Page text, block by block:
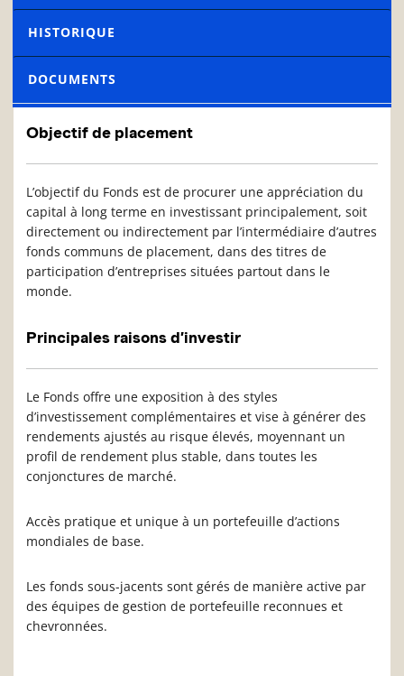
HISTORIQUE
DOCUMENTS
Objectif de placement
L’objectif du Fonds est de procurer une appréciation du
capital à long terme en investissant principalement, soit
directement ou indirectement par l’intermédiaire d’autres
fonds communs de placement, dans des titres de
participation d’entreprises situées partout dans le
monde.
Principales raisons d’investir
Le Fonds offre une exposition à des styles
d’investissement complémentaires et vise à générer des
rendements ajustés au risque élevés, moyennant un
profil de rendement plus stable, dans toutes les
conjonctures de marché.
Accès pratique et unique à un portefeuille d’actions
mondiales de base.
Les fonds sous-jacents sont gérés de manière active par
des équipes de gestion de portefeuille reconnues et
chevronnées.